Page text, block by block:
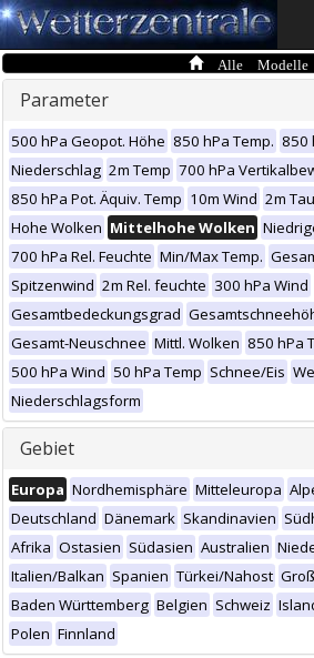
Alle Modelle
Parameter
500 hPa Geopot. Höhe 850 hPa Temp. 850
Niederschlag 2m Temp 700 hPa
850 hPa Pot. Äquiv. Temp 10m Wind 2m
Hohe Wolken Mittelhohe Wolken
700 hPa Rel. Feuchte Min/Max Temp.
Spitzenwind 2m Rel. feuchte 300 hPa Wind
Gesamtbedeckungsgrad
Gesamt-Neuschnee Mittl. Wolken 850 hPa
500 hPa Wind 50 hPa Temp Schnee/Eis
Niederschlagsform
Gebiet
Europa Nordhemisphäre Mitteleuropa
Deutschland Dänemark Skandinavien
Afrika Ostasien Südasien Australien
Italien/Balkan Spanien Türkei/Nahost
Baden Württemberg Belgien Schweiz
Polen Finnland